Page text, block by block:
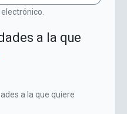
a la que
a la que quiere